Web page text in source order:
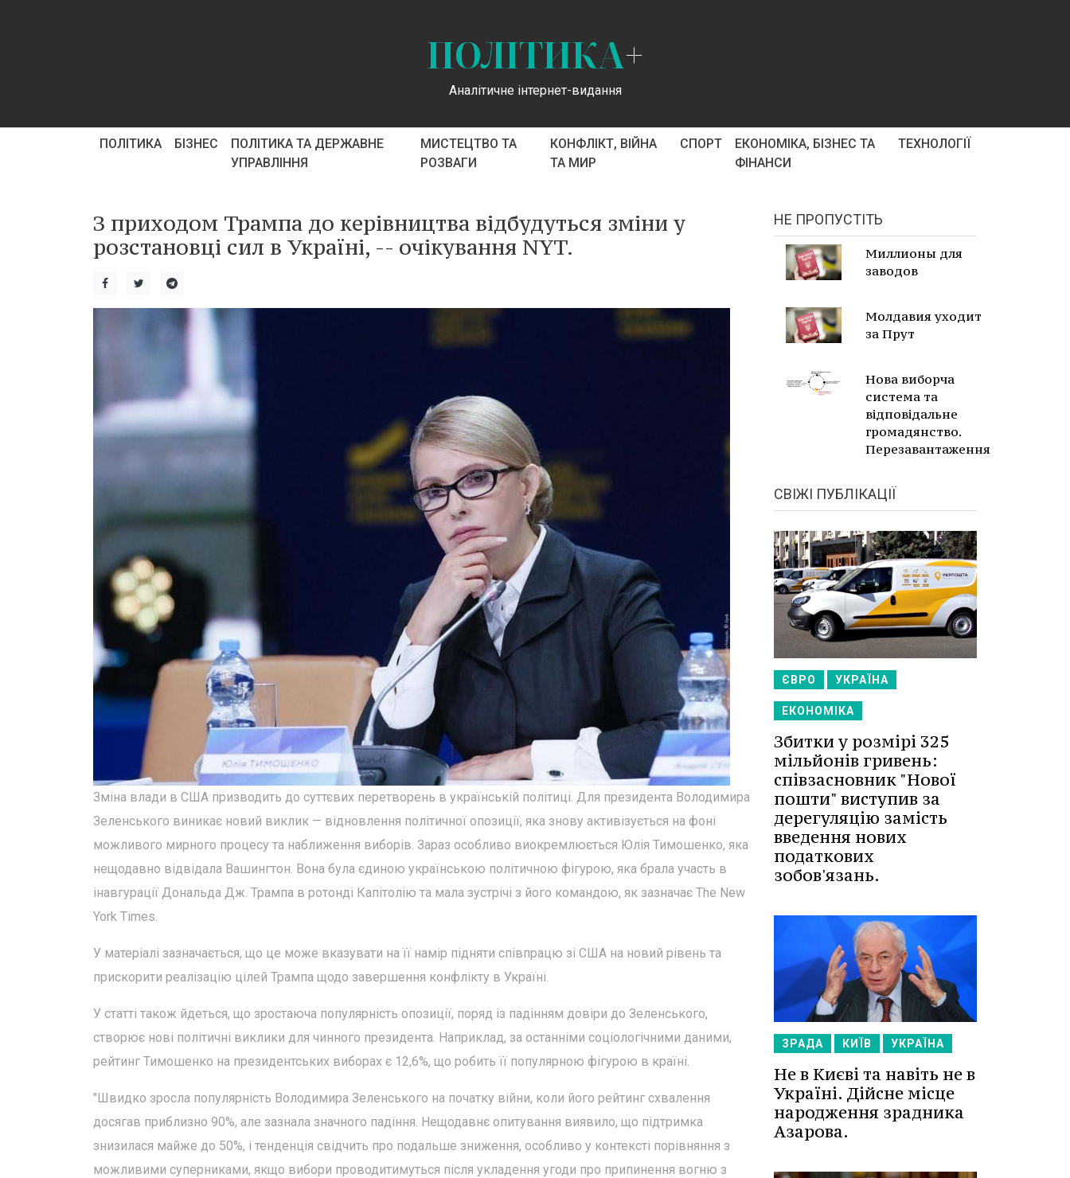
ПОЛІТИКА+
Аналітичне інтернет-видання
ПОЛІТИКА БІЗНЕС
ПОЛІТИКА ТА ДЕРЖАВНЕ
УПРАВЛІННЯ
МИСТЕЦТВО ТА
РОЗВАГИ
КОНФЛІКТ, ВІЙНА
ТА МИР
СПОРТ
ЕКОНОМІКА, БІЗНЕС ТА
ФІНАНСИ
ТЕХНОЛОГІЇ
З приходом Трампа до керівництва відбудуться зміни у
розстановці сил в Україні, -- очікування NYT.
Зміна влади в США призводить до суттєвих перетворень в українській політиці. Для президента Володимира
Зеленського виникає новий виклик — відновлення політичної опозиції, яка знову активізується на фоні
можливого мирного процесу та наближення виборів. Зараз особливо виокремлюється Юлія Тимошенко, яка
нещодавно відвідала Вашингтон. Вона була єдиною українською політичною фігурою, яка брала участь в
інавгурації Дональда Дж. Трампа в ротонді Капітолію та мала зустрічі з його командою, як зазначає The New
York Times.
У матеріалі зазначається, що це може вказувати на її намір підняти співпрацю зі США на новий рівень та
прискорити реалізацію цілей Трампа щодо завершення конфлікту в Україні.
У статті також йдеться, що зростаюча популярність опозиції, поряд із падінням довіри до Зеленського,
створює нові політичні виклики для чинного президента. Наприклад, за останніми соціологічними даними,
рейтинг Тимошенко на президентських виборах є 12,6%, що робить її популярною фігурою в країні.
"Швидко зросла популярність Володимира Зеленського на початку війни, коли його рейтинг схвалення
досягав приблизно 90%, але зазнала значного падіння. Нещодавнє опитування виявило, що підтримка
знизилася майже до 50%, і тенденція свідчить про подальше зниження, особливо у контексті порівняння з
можливими суперниками, якщо вибори проводитимуться після укладення угоди про припинення вогню з
НЕ ПРОПУСТІТЬ
Миллионы для
заводов
Молдавия уходит
за Прут
Нова виборча
система та
відповідальне
громадянство.
Перезавантаження
СВІЖІ ПУБЛІКАЦІЇ
ЄВРО УКРАЇНА
ЕКОНОМІКА
Збитки у розмірі 325
мільйонів гривень:
співзасновник "Нової
пошти" виступив за
дерегуляцію замість
введення нових
податкових
зобов'язань.
ЗРАДА КИЇВ УКРАЇНА
Не в Києві та навіть не в
Україні. Дійсне місце
народження зрадника
Азарова.